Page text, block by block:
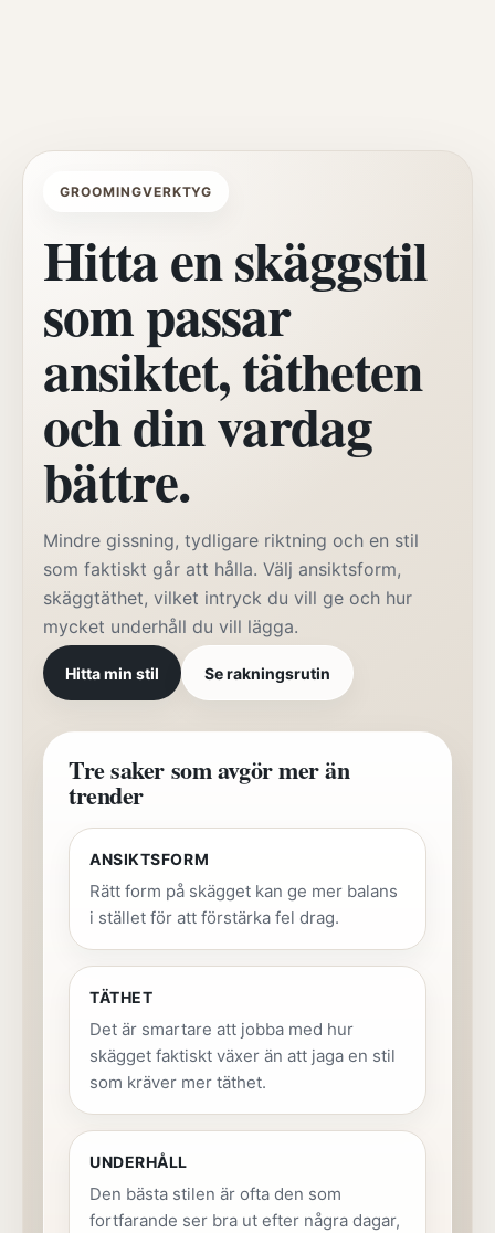
GROOMINGVERKTYG
Hitta en skäggstil
som passar
ansiktet, tätheten
och din vardag
bättre.
Mindre gissning, tydligare riktning och en stil
som faktiskt går att hålla. Välj ansiktsform,
skäggtäthet, vilket intryck du vill ge och hur
mycket underhåll du vill lägga.
Hitta min stil Se rakningsrutin
Tre saker som avgör mer än
trender
ANSIKTSFORM
Rätt form på skägget kan ge mer balans
i stället för att förstärka fel drag.
TÄTHET
Det är smartare att jobba med hur
skägget faktiskt växer än att jaga en stil
som kräver mer täthet.
UNDERHÅLL
Den bästa stilen är ofta den som
fortfarande ser bra ut efter några dagar,